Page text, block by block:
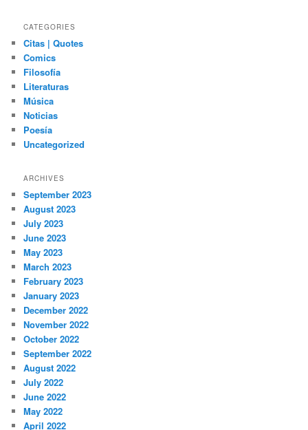
CATEGORIES
Citas | Quotes
Comics
Filosofía
Literaturas
Música
Noticias
Poesía
Uncategorized
ARCHIVES
September 2023
August 2023
July 2023
June 2023
May 2023
March 2023
February 2023
January 2023
December 2022
November 2022
October 2022
September 2022
August 2022
July 2022
June 2022
May 2022
April 2022